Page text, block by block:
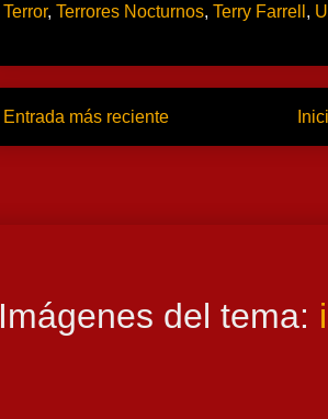
Terror, Terrores Nocturnos, Terry Farrell,
Entrada más reciente
Imágenes del tema: